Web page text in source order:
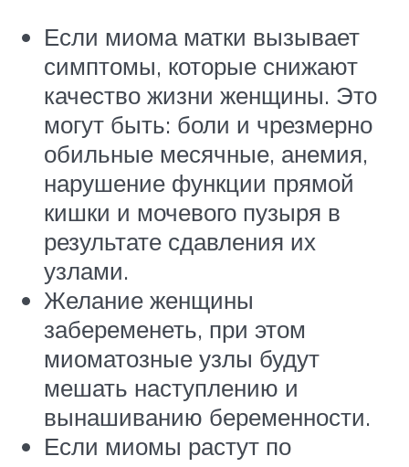
Если миома матки вызывает
симптомы, которые снижают
качество жизни женщины. Это
могут быть: боли и чрезмерно
обильные месячные, анемия,
нарушение функции прямой
кишки и мочевого пузыря в
результате сдавления их
узлами.
Желание женщины
забеременеть, при этом
миоматозные узлы будут
мешать наступлению и
вынашиванию беременности.
Если миомы растут по